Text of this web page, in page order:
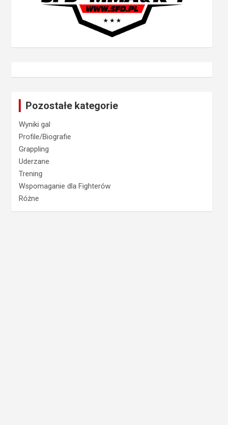
Pozostałe kategorie
Wyniki gal
Profile/Biografie
Grappling
Uderzane
Trening
Wspomaganie dla Fighterów
Różne